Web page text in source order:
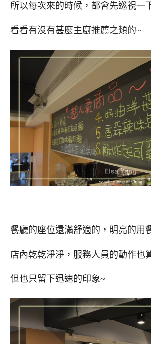
所以每次來的時候，都會先巡視一
看看有沒有甚麼主廚推薦之類的~
餐廳的座位還滿舒適的，明亮的用
店內乾乾淨淨，服務人員的動作也
但也只留下迅速的印象~